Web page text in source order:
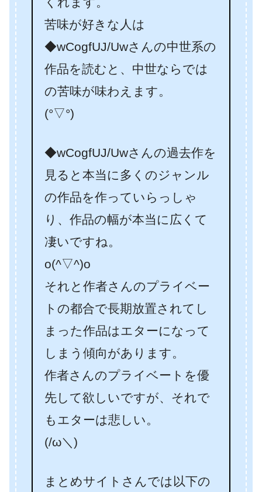
苦味が好きな人は
◆wCogfUJ/Uwさんの中世系の
作品を読むと、中世ならでは
の苦味が味わえます。
(°▽°)
◆wCogfUJ/Uwさんの過去作を
見ると本当に多くのジャンル
の作品を作っていらっしゃ
り、作品の幅が本当に広くて
凄いですね。
o(^▽^)o
それと作者さんのプライベー
トの都合で長期放置されてし
まった作品はエターになって
しまう傾向があります。
作者さんのプライベートを優
先して欲しいですが、それで
もエターは悲しい。
(/ω＼)
まとめサイトさんでは以下の